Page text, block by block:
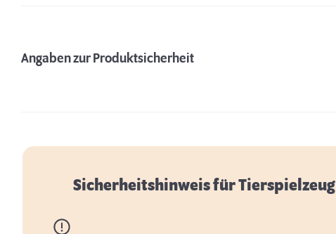
Angaben zur Produktsicherheit
Sicherheitshinweis für Tierspielzeug